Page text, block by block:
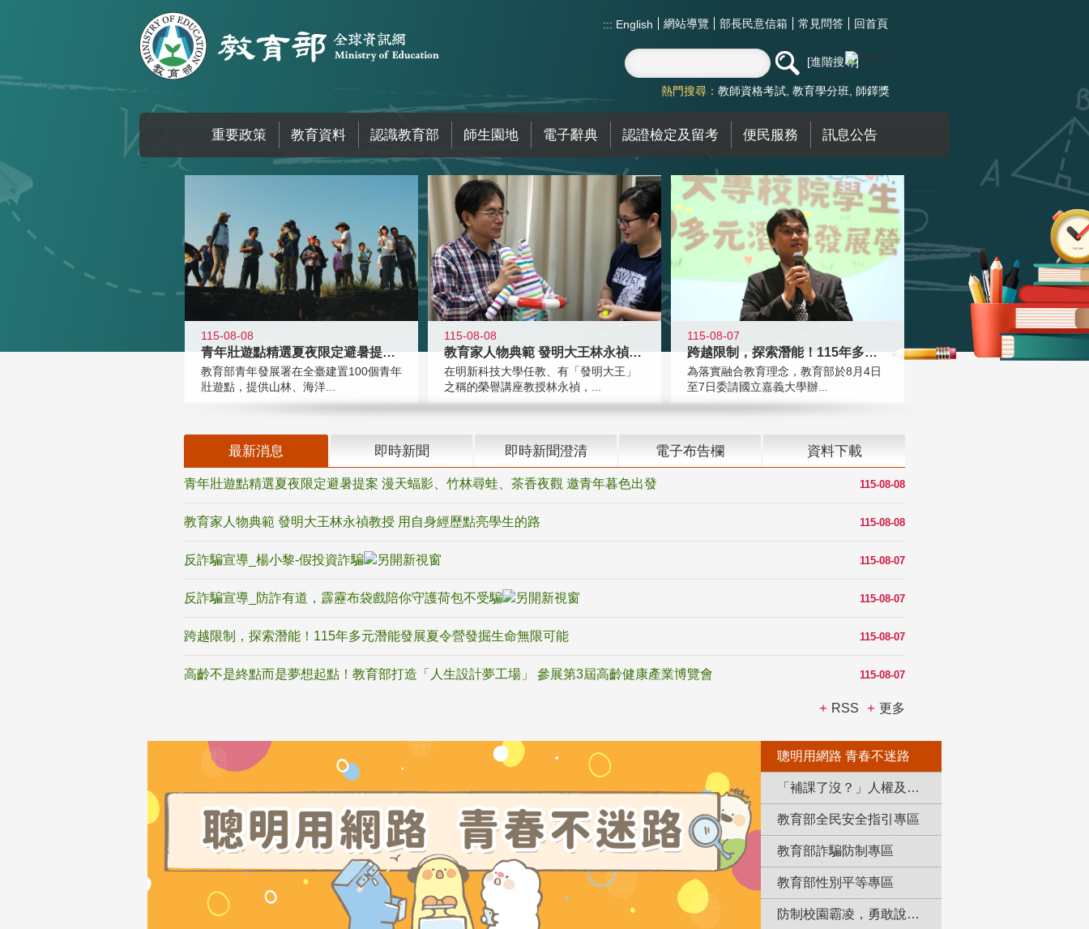
::: English 網站導覽 部長民意信箱 常見問答 回首頁
進階搜尋
熱門搜尋： 教師資格考試 教育學分班 師鐸獎
重要政策 教育資料 認識教育部 師生園地 電子辭典 認證檢定及留考 便民服務 訊息公告
:::
115-08-08
青年壯遊點精選夏夜限定避暑提案 漫
教育部青年發展署在全臺建置100個青年
壯遊點，提供山林、海洋...
115-08-08
教育家人物典範 發明大王林永禎教授
在明新科技大學任教、有「發明大王」
之稱的榮譽講座教授林永禎，...
115-08-07
跨越限制，探索潛能！115年多元潛
為落實融合教育理念，教育部於8月4日
至7日委請國立嘉義大學辦...
最新消息 即時新聞 即時新聞澄清 電子布告欄 資料下載
115-08-08
青年壯遊點精選夏夜限定避暑提案 漫天蝠影、竹林尋蛙、茶香夜觀 邀青年暮色出發
115-08-08
教育家人物典範 發明大王林永禎教授 用自身經歷點亮學生的路
115-08-07
反詐騙宣導_楊小黎-假投資詐騙
115-08-07
反詐騙宣導_防詐有道，霹靂布袋戲陪你守護荷包不受騙
115-08-07
跨越限制，探索潛能！115年多元潛能發展夏令營發掘生命無限可能
115-08-07
高齡不是終點而是夢想起點！教育部打造「人生設計夢工場」 參展第3屆高齡健康產業博覽會
RSS 更多
聰明用網路 青春不迷路
「補課了沒？」人權及轉型正義教育專區
教育部全民安全指引專區
教育部詐騙防制專區
教育部性別平等專區
防制校園霸凌，勇敢說出來！